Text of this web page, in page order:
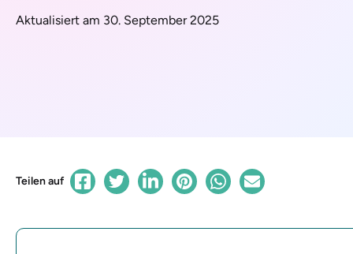
Aktualisiert am 30. September 2025
Teilen auf